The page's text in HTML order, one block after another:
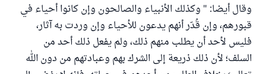
وقال أيضا: " وكذلك الأنبياء والصالحون وإن كانوا أحياء في
قبورهم، وإن قُدّر أنهم يدعون للأحياء وإن وردت به آثار،
فليس لأحد أن يطلب منهم ذلك، ولم يفعل ذلك أحد من
السلف؛ لأن ذلك ذريعة إلى الشرك بهم وعبادتهم من دون الله